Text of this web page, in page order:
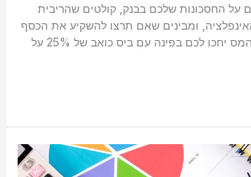
על החסכונות שלכם בבנק, קולטים שהריבית
ומבינים שאם תרצו להשקיע את הכסף
בשוק ההון, רשויות המס יחכו לכם בפינה עם ביס כואב של 25% על